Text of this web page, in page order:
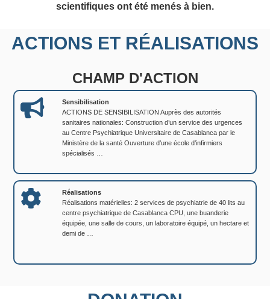
scientifiques ont été menés à bien.
ACTIONS ET RÉALISATIONS
CHAMP D'ACTION
Sensibilisation
ACTIONS DE SENSIBILISATION Auprès des autorités
sanitaires nationales: Construction d’un service des urgences
au Centre Psychiatrique Universitaire de Casablanca par le
Ministère de la santé Ouverture d’une école d’infirmiers
spécialisés …
Réalisations
Réalisations matérielles: 2 services de psychiatrie de 40 lits au
centre psychiatrique de Casablanca CPU, une buanderie
équipée, une salle de cours, un laboratoire équipé, un hectare et
demi de …